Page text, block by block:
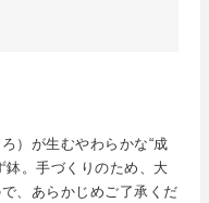
）が生むやわらかな“成
鉢。手づくりのため、大
、あらかじめご了承くだ